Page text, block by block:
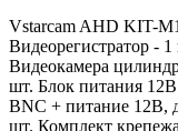
Vstarcam AHD KIT-
Видеорегистратор -
Видеокамера
шт. Блок питания
BNC + питание 12В,
шт. Комплект